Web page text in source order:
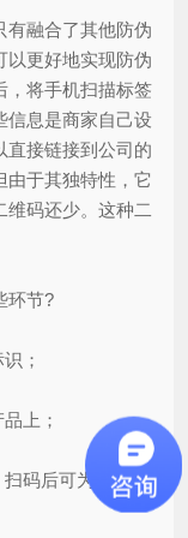
融合了其他防伪
以更好地实现防伪
，将手机扫描标签
信息是商家自己设
直接链接到公司的
由于其独特性，它
维码还少。这种二
环节?
；
上；
码后可为用户提